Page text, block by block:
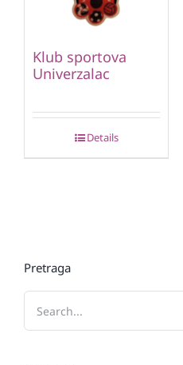
Klub sportova
Univerzalac
Details
Pretraga